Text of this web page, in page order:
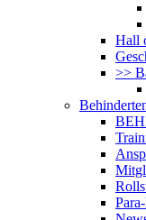
Hall
>>